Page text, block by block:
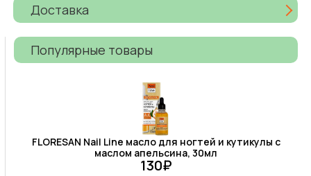
Доставка
Популярные товары
FLORESAN Nail Line масло для ногтей и кутикулы с
маслом апельсина, 30мл
130₽